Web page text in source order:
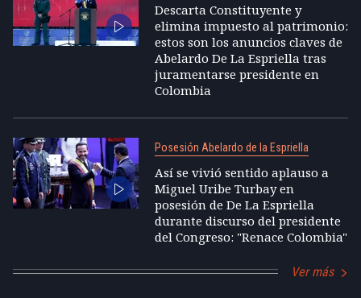
Descarta Constituyente y
elimina impuesto al patrimonio:
estos son los anuncios claves de
Abelardo De La Espriella tras
juramentarse presidente en
Colombia
Posesión Abelardo de la Espriella
Así se vivió sentido aplauso a
Miguel Uribe Turbay en
posesión de De La Espriella
durante discurso del presidente
del Congreso: "Renace Colombia"
Ver más